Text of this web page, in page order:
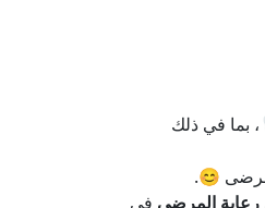
بما في ذلك
😊.
رعاية المرضى في